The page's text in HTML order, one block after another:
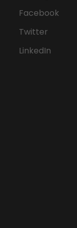
Facebook
Twitter
LinkedIn